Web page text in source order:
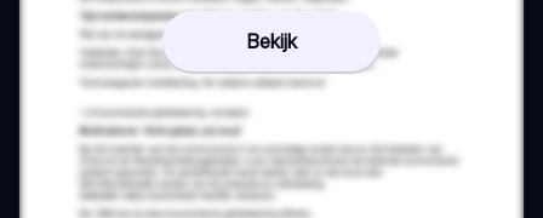
Bekijk